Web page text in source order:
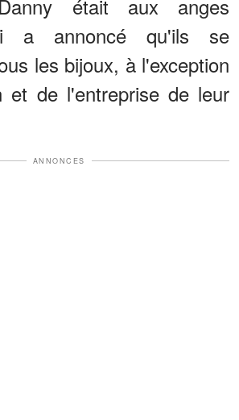
était aux anges
a annoncé qu'ils se
les bijoux, à l'exception
et de l'entreprise de leur
ANNONCES